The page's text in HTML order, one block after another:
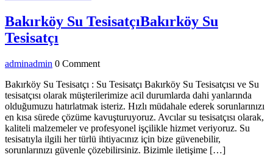
Bakırköy Su TesisatçıBakırköy Su
Tesisatçı
adminadmin 0 Comment
Bakırköy Su Tesisatçı : Su Tesisatçı Bakırköy Su Tesisatçısı ve Su
tesisatçısı olarak müşterilerimize acil durumlarda dahi yanlarında
olduğumuzu hatırlatmak isteriz. Hızlı müdahale ederek sorunlarınızı
en kısa sürede çözüme kavuşturuyoruz. Avcılar su tesisatçısı olarak,
kaliteli malzemeler ve profesyonel işçilikle hizmet veriyoruz. Su
tesisatıyla ilgili her türlü ihtiyacınız için bize güvenebilir,
sorunlarınızı güvenle çözebilirsiniz. Bizimle iletişime […]